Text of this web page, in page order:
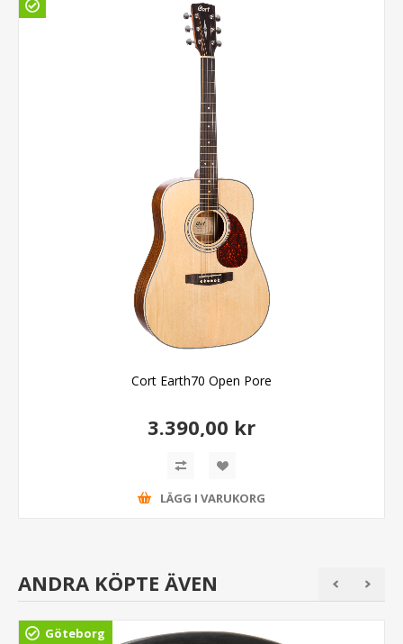
Cort Earth70 Open Pore
3.390,00 kr
LÄGG I VARUKORG
ANDRA KÖPTE ÄVEN
Göteborg